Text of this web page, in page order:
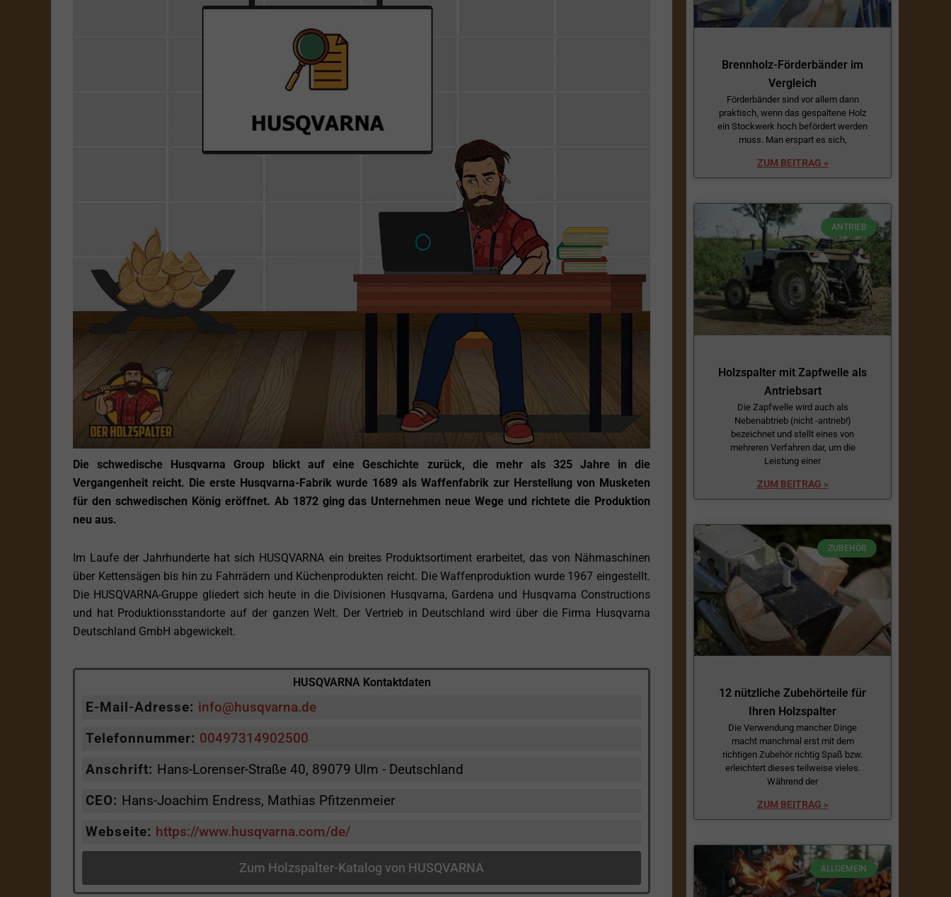
Die schwedische Husqvarna Group blickt auf eine Geschichte zurück, die mehr als 325 Jahre in die
Vergangenheit reicht. Die erste Husqvarna-Fabrik wurde 1689 als Waffenfabrik zur Herstellung von Musketen
für den schwedischen König eröffnet. Ab 1872 ging das Unternehmen neue Wege und richtete die Produktion
neu aus.
Im Laufe der Jahrhunderte hat sich HUSQVARNA ein breites Produktsortiment erarbeitet, das von Nähmaschinen
über Kettensägen bis hin zu Fahrrädern und Küchenprodukten reicht. Die Waffenproduktion wurde 1967 eingestellt.
Die HUSQVARNA-Gruppe gliedert sich heute in die Divisionen Husqvarna, Gardena und Husqvarna Constructions
und hat Produktionsstandorte auf der ganzen Welt. Der Vertrieb in Deutschland wird über die Firma Husqvarna
Deutschland GmbH abgewickelt.
HUSQVARNA Kontaktdaten
E-Mail-Adresse: info@husqvarna.de
Telefonnummer: 00497314902500
Anschrift: Hans-Lorenser-Straße 40, 89079 Ulm - Deutschland
CEO: Hans-Joachim Endress, Mathias Pfitzenmeier
Webseite: https://www.husqvarna.com/de/
Zum Holzspalter-Katalog von HUSQVARNA
Brennholz-Förderbänder im
Vergleich
Förderbänder sind vor allem dann
praktisch, wenn das gespaltene Holz
ein Stockwerk hoch befördert werden
muss. Man erspart es sich,
ZUM BEITRAG »
ANTRIEB
Holzspalter mit Zapfwelle als
Antriebsart
Die Zapfwelle wird auch als
Nebenabtrieb (nicht -antrieb!)
bezeichnet und stellt eines von
mehreren Verfahren dar, um die
Leistung einer
ZUM BEITRAG »
ZUBEHÖR
12 nützliche Zubehörteile für
Ihren Holzspalter
Die Verwendung mancher Dinge
macht manchmal erst mit dem
richtigen Zubehör richtig Spaß bzw.
erleichtert dieses teilweise vieles.
Während der
ZUM BEITRAG »
ALLGEMEIN